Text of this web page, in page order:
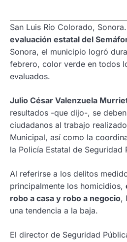
San Luis Río Colorado,
evaluación estatal del
Sonora, el municipio logró
febrero, color verde en todos
evaluados.
Julio César Valenzuela
resultados -que dijo-, se
ciudadanos al trabajo
Municipal, así como la
la Policía Estatal de Seguridad
Al referirse a los delitos
principalmente los homicidios,
robo a casa y robo a negocio,
una tendencia a la baja.
El director de Seguridad